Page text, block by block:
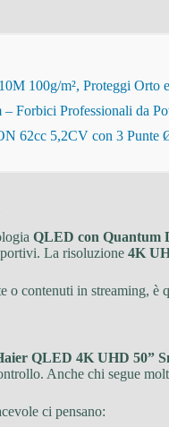
100g/m², Proteggi
Professionali da
62cc 5,2CV con 3 Punte
QLED con Quantum
La risoluzione 4K
o contenuti in streaming,
QLED 4K UHD 50”
Anche chi segue
ci pensano: